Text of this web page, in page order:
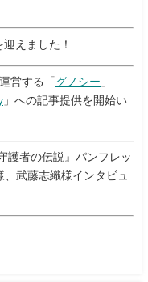
えました！
営する「 グノシー 」
」への記事提供を開始い
護者の伝説』パンフレッ
武藤志織様インタビュ